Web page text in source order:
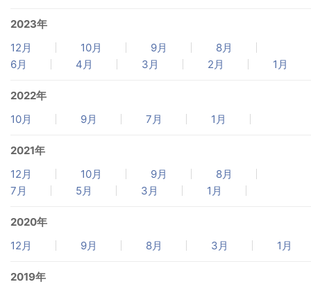
2023年
12月
10月 9月
8月
6月
4月 3月 2月 1月
2022年
10月
9月 7月 1月
2021年
12月
10月 9月
8月
7月
5月 3月 1月
2020年
12月
9月 8月 3月 1月
2019年